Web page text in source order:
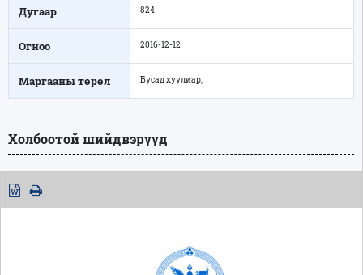
Дугаар 824
Огноо 2016-12-12
Маргааны төрөл Бусад хуулиар,
Холбоотой шийдвэрүүд